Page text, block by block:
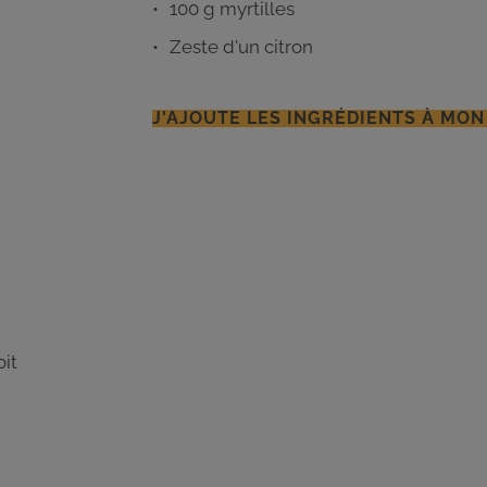
100 g myrtilles
Zeste d'un citron
J'AJOUTE LES INGRÉDIENTS À